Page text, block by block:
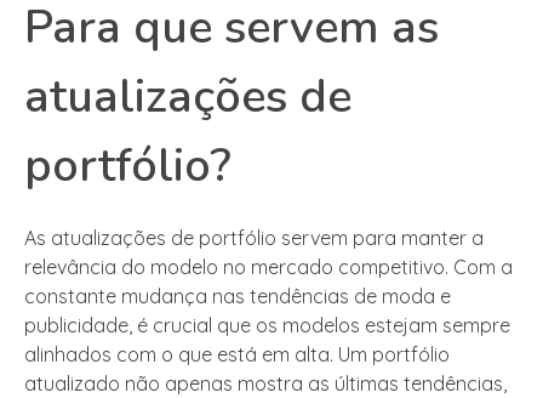
Para que servem as
atualizações de
portfólio?
As atualizações de portfólio servem para manter a
relevância do modelo no mercado competitivo. Com a
constante mudança nas tendências de moda e
publicidade, é crucial que os modelos estejam sempre
alinhados com o que está em alta. Um portfólio
atualizado não apenas mostra as últimas tendências,